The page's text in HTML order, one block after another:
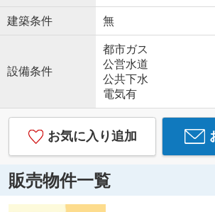
建築条件 無
設備条件
都市ガス
公営水道
公共下水
電気有
お気に入り追加
販売物件一覧